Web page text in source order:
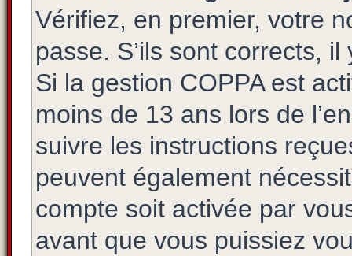
Vérifiez, en premier, votre
passe. S’ils sont corrects,
Si la gestion COPPA est
moins de 13 ans lors de
suivre les instructions
peuvent également
compte soit activée par
avant que vous puissiez